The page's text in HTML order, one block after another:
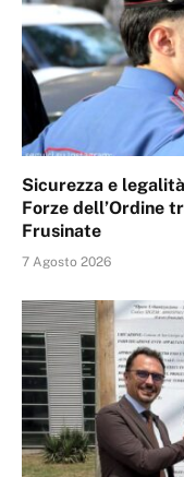
Sicurezza e
Forze dell’Ordine
Frusinate
7 Agosto 2026